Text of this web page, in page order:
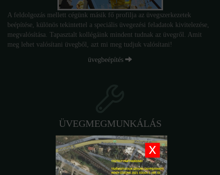
x
A feldolgozás mellett cégünk másik fő profilja az üvegszerkezetek
beépítése, különös tekintettel a speciális üvegezési feladatok kivitelezése,
megvalósítása. Tapasztalt kollégáink mindent tudnak az üvegről. Amit
meg lehet valósítani üvegből, azt mi meg tudjuk valósítani!
üvegbeépítés
ÜVEGMEGMUNKÁLÁS